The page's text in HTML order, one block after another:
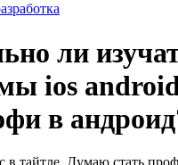
ли
ios
в
в тайтле. Думаю стать